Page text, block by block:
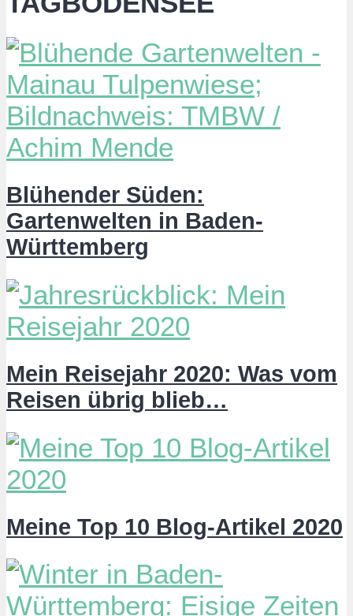
Blühender Süden:
Gartenwelten in Baden-
Württemberg
Mein Reisejahr 2020: Was vom
Reisen übrig blieb…
Meine Top 10 Blog-Artikel 2020